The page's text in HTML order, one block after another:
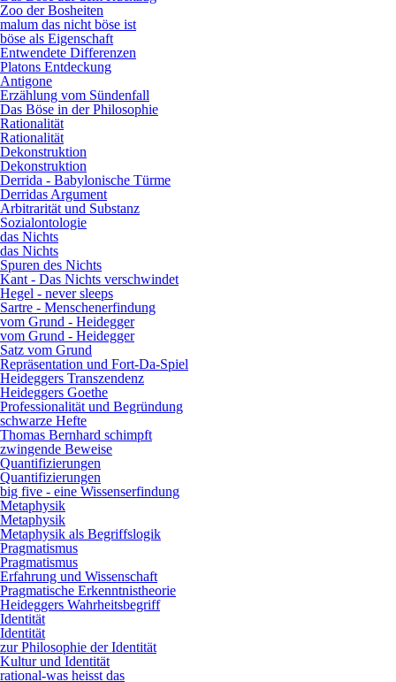
Zoo der Bosheiten
malum das nicht böse ist
böse als Eigenschaft
Entwendete Differenzen
Platons Entdeckung
Antigone
Erzählung vom Sündenfall
Das Böse in der Philosophie
Rationalität
Rationalität
Dekonstruktion
Dekonstruktion
Derrida - Babylonische Türme
Derridas Argument
Arbitrarität und Substanz
Sozialontologie
das Nichts
das Nichts
Spuren des Nichts
Kant - Das Nichts verschwindet
Hegel - never sleeps
Sartre - Menschenerfindung
vom Grund - Heidegger
vom Grund - Heidegger
Satz vom Grund
Repräsentation und Fort-Da-Spiel
Heideggers Transzendenz
Heideggers Goethe
Professionalität und Begründung
schwarze Hefte
Thomas Bernhard schimpft
zwingende Beweise
Quantifizierungen
Quantifizierungen
big five - eine Wissenserfindung
Metaphysik
Metaphysik
Metaphysik als Begriffslogik
Pragmatismus
Pragmatismus
Erfahrung und Wissenschaft
Pragmatische Erkenntnistheorie
Heideggers Wahrheitsbegriff
Identität
Identität
zur Philosophie der Identität
Kultur und Identität
rational-was heisst das